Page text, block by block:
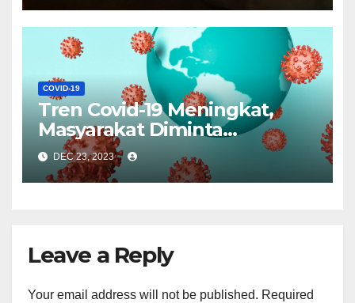
COVID-19
Tren Covid-19 Meningkat,
Masyarakat Diminta
Tingkatkan Kewaspadaan
DEC 23, 2023
Leave a Reply
Your email address will not be published. Required